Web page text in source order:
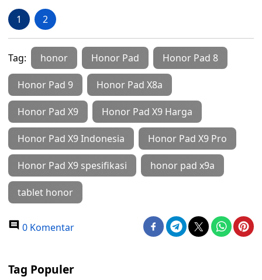
1 2
Tag: honor Honor Pad Honor Pad 8
Honor Pad 9 Honor Pad X8a
Honor Pad X9 Honor Pad X9 Harga
Honor Pad X9 Indonesia Honor Pad X9 Pro
Honor Pad X9 spesifikasi honor pad x9a
tablet honor
0 Komentar
Tag Populer